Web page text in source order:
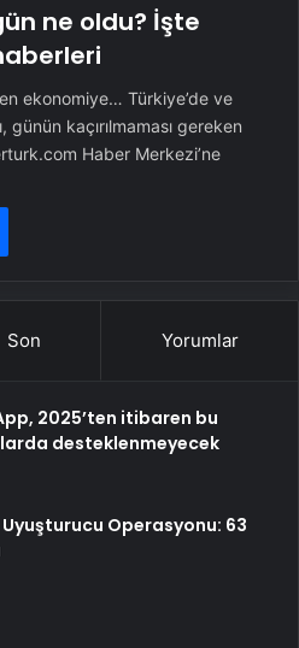
ne oldu? İşte
ekonomiye… Türkiye’de ve
günün kaçırılmaması gereken
Haber Merkezi’ne
Son Yorumlar
2025’ten itibaren bu
desteklenmeyecek
Uyuşturucu Operasyonu: 63